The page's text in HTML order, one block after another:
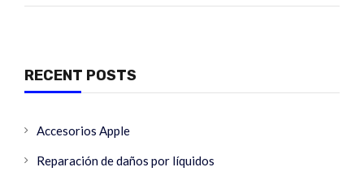
RECENT POSTS
Accesorios Apple
Reparación de daños por líquidos